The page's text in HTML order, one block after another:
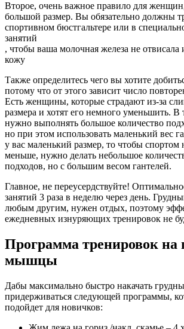
Второе, очень важное правило для
большой размер. Вы обязательно должны
спортивном бюстгальтере или в
занятий
, чтобы ваша молочная железа не отвисала
кожу
Также определитесь чего вы хотите
потому что от этого зависит число
Есть женщины, которые страдают из-за
размера и хотят его немного уменьшить. В
нужно выполнять большое количество
но при этом использовать маленький вес
у вас маленький размер, то чтобы спортом
меньше, нужно делать небольшое
подходов, но с большим весом гантелей.
Главное, не переусердствуйте!
занятий 3 раза в неделю через день.
любым другим, нужен отдых, поэтому
ежедневных изнуряющих тренировок не
Программа тренировок на
мышцы
Дабы максимально быстро накачать
придерживаться следующей программы,
подойдет для новичков: